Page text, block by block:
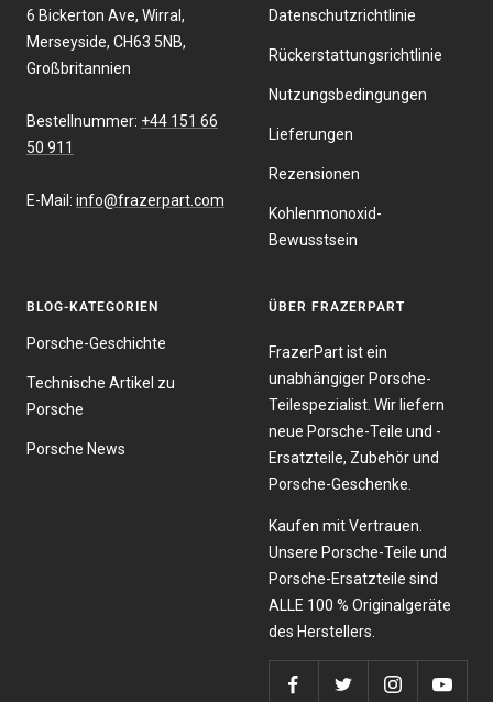
6 Bickerton Ave, Wirral,
Merseyside, CH63 5NB,
Großbritannien
Bestellnummer: +44 151 66
50 911
E-Mail: info@frazerpart.com
Datenschutzrichtlinie
Rückerstattungsrichtlinie
Nutzungsbedingungen
Lieferungen
Rezensionen
Kohlenmonoxid-
Bewusstsein
BLOG-KATEGORIEN
Porsche-Geschichte
Technische Artikel zu
Porsche
Porsche News
ÜBER FRAZERPART
FrazerPart ist ein
unabhängiger Porsche-
Teilespezialist. Wir liefern
neue Porsche-Teile und -
Ersatzteile, Zubehör und
Porsche-Geschenke.
Kaufen mit Vertrauen.
Unsere Porsche-Teile und
Porsche-Ersatzteile sind
ALLE 100 % Originalgeräte
des Herstellers.